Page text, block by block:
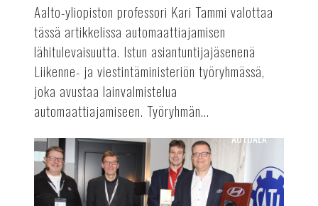
Aalto-yliopiston professori Kari Tammi valottaa
tässä artikkelissa automaattiajamisen
lähitulevaisuutta. Istun asiantuntijajäsenenä
Liikenne- ja viestintäministeriön työryhmässä,
joka avustaa lainvalmistelua
automaattiajamiseen. Työryhmän...
Autotekniikan
osaajat
koolla
Lahdessa
AUTOALA